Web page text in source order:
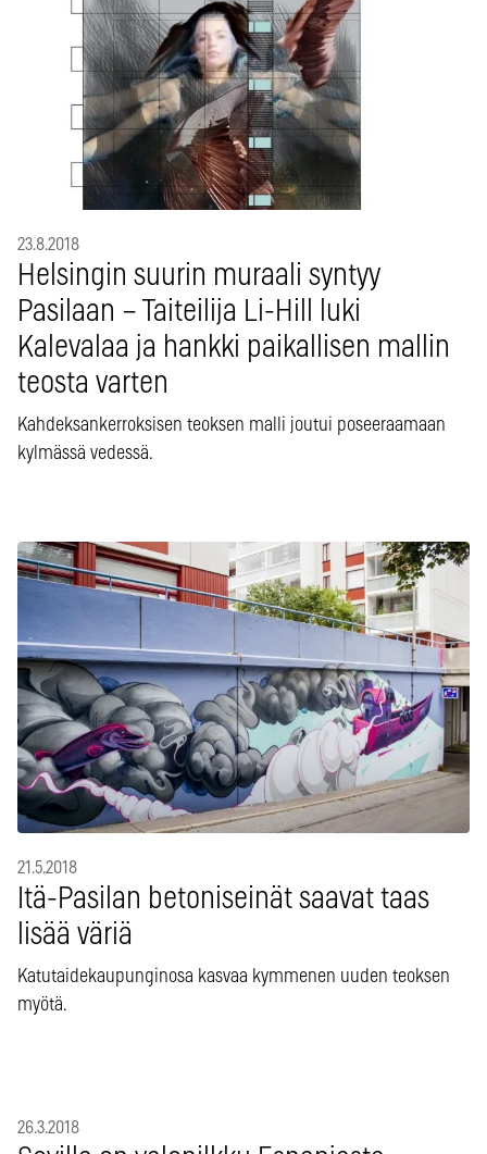
23.8.2018
Helsingin suurin muraali syntyy
Pasilaan – Taiteilija Li-Hill luki
Kalevalaa ja hankki paikallisen mallin
teosta varten
Kahdeksankerroksisen teoksen malli joutui poseeraamaan
kylmässä vedessä.
21.5.2018
Itä-Pasilan betoniseinät saavat taas
lisää väriä
Katutaidekaupunginosa kasvaa kymmenen uuden teoksen
myötä.
26.3.2018